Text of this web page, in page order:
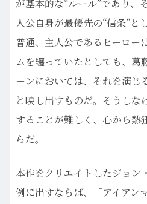
が基本的な“ルール”であり、
人公自身が最優先の“信条”と
普通、主人公であるヒーロー
ムを纏っていたとしても、葛
ーンにおいては、それを演じ
と映し出すものだ。そうしな
することが難しく、心から熱
らだ。
本作をクリエイトしたジョン
例に出すならば、「アイアン